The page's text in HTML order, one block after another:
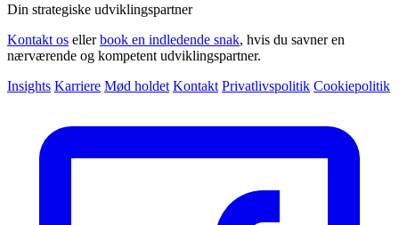
Din strategiske udviklingspartner
Kontakt os ellerbook en indledende snak, hvis du savner en
nærværende og kompetent udviklingspartner.
Insights Karriere Mød holdet Kontakt Privatlivspolitik Cookiepolitik